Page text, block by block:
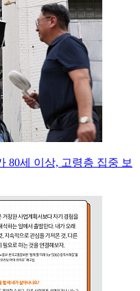
80세 이상, 고령층 집중 보